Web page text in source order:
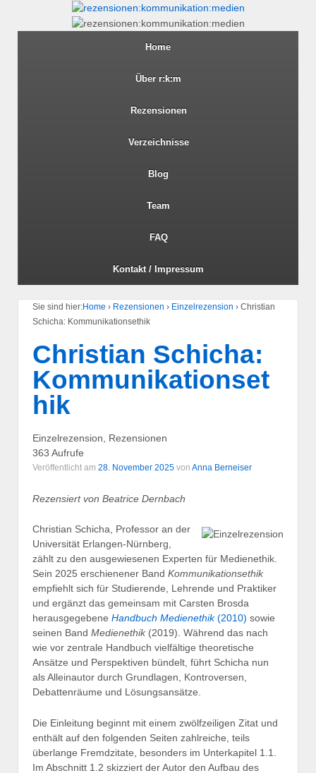
Home
Über r:k:m
Rezensionen
Verzeichnisse
Blog
Team
FAQ
Kontakt / Impressum
Sie sind hier:Home › Rezensionen › Einzelrezension › Christian
Schicha: Kommunikationsethik
Christian Schicha:
Kommunikationset
hik
Einzelrezension, Rezensionen
363 Aufrufe
Veröffentlicht am 28. November 2025 von Anna Berneiser
Rezensiert von Beatrice Dernbach
Christian Schicha, Professor an der
Universität Erlangen-Nürnberg,
zählt zu den ausgewiesenen Experten für Medienethik.
Sein 2025 erschienener Band Kommunikationsethik
empfiehlt sich für Studierende, Lehrende und Praktiker
und ergänzt das gemeinsam mit Carsten Brosda
herausgegebene Handbuch Medienethik(2010) sowie
seinen Band Medienethik(2019). Während das nach
wie vor zentrale Handbuch vielfältige theoretische
Ansätze und Perspektiven bündelt, führt Schicha nun
als Alleinautor durch Grundlagen, Kontroversen,
Debattenräume und Lösungsansätze.
Die Einleitung beginnt mit einem zwölfzeiligen Zitat und
enthält auf den folgenden Seiten zahlreiche, teils
überlange Fremdzitate, besonders im Unterkapitel 1.1.
Im Abschnitt 1.2 skizziert der Autor den Aufbau des